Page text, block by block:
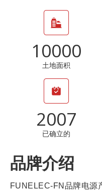
10000
土地面积
2007
已确立的
品牌介绍
FUNELEC-FN品牌电源